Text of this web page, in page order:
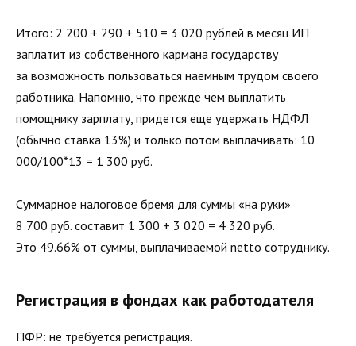
Итого: 2 200 + 290 + 510 = 3 020 рублей в месяц ИП
заплатит из собственного кармана государству
за возможность пользоваться наемным трудом своего
работника. Напомню, что прежде чем выплатить
помощнику зарплату, придется еще удержать НДФЛ
(обычно ставка 13%) и только потом выплачивать: 10
000/100*13 = 1 300 руб.
Суммарное налоговое бремя для суммы «на руки»
8 700 руб. составит 1 300 + 3 020 = 4 320 руб.
Это 49.66% от суммы, выплачиваемой netto сотруднику.
Регистрация в фондах как работодателя
ПФР: не требуется регистрация.